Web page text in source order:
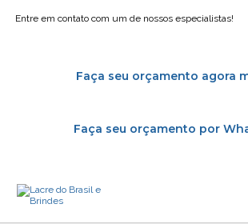
Entre em contato com um de nossos especialistas!
Faça seu orçamento agora
Faça seu orçamento por